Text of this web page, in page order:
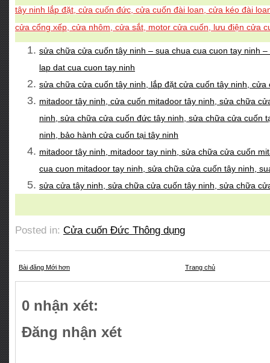
tây ninh lắp đặt, cửa cuốn đức, cửa cuốn đài loan, cửa kéo đài
cửa cổng xếp, cửa nhôm, cửa sắt, motor cửa cuốn, lưu điện cửa
sửa chữa cửa cuốn tây ninh – sua chua cua cuon tay ninh
lap dat cua cuon tay ninh
sửa chữa cửa cuốn tây ninh, lắp đặt cửa cuốn tây ninh, cửa
mitadoor tây ninh, cửa cuốn mitadoor tây ninh, sửa chữa
ninh, sửa chữa cửa cuốn đức tây ninh, sửa chữa cửa cuốn
ninh, bảo hành cửa cuốn tại tây ninh
mitadoor tây ninh, mitadoor tay ninh, sửa chữa cửa cuốn
cua cuon mitadoor tay ninh, sửa chữa cửa cuốn tây ninh,
sửa cửa tây ninh, sửa chữa cửa cuốn tây ninh, sửa chữa
Posted in: Cửa cuốn Đức Thông dụng
Bài đăng Mới hơn Trang chủ
0 nhận xét:
Đăng nhận xét